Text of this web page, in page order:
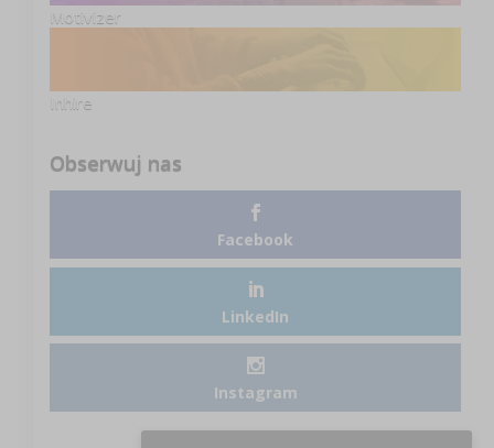
Motivizer
Inhire
Obserwuj nas
Facebook
LinkedIn
Instagram